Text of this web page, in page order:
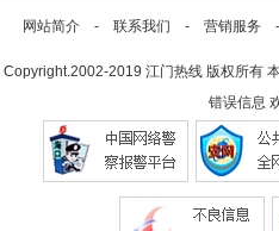
网站简介 - 联系我们 - 营销服务
Copyright.2002-2019 江门热线版权所有
错误信息